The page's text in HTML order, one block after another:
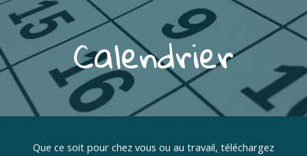
Calendrier
Que ce soit pour chez vous ou au travail, téléchargez